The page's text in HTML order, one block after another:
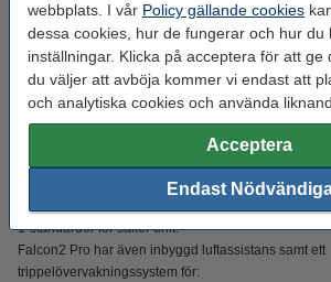
webbplats. I vår Policy gällande cookies
dessa cookies, hur de fungerar och hur du
inställningar. Klicka på acceptera för att ge
du väljer att avböja kommer vi endast att
och analytiska cookies och använda
Acceptera
Endast
Justerbar lasereffekt för flexibilitet
Maskinen erbjuder tre effektnivåer – 22 W, 40 W och
stråljustering, så att du enkelt kan anpassa kraften
För extra hög detaljrikedom och fotogravyr ingår
laser.
Avancerad teknik för precision och säkerhet
positionering, vilket gör att flera objekt kan placeras
helinkapslade designen med ljusfiltrerande
1-standarder för säker drift.
Falcon2 Pro har även inbyggd luftassistans samt ett
trippelövervakningssystem för: